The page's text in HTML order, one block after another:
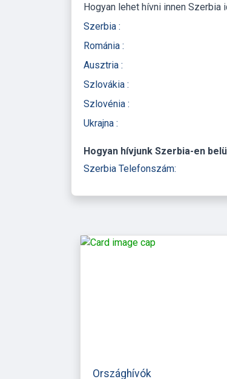
Hogyan lehet hívni innen Szerbia
Szerbia :
Románia :
Ausztria :
Szlovákia :
Szlovénia :
Ukrajna :
Hogyan hívjunk Szerbia-en
Szerbia Telefonszám:
Országhívók